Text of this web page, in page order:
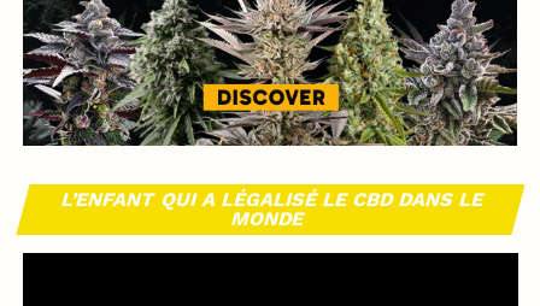
L’ENFANT QUI A LÉGALISÉ LE CBD DANS LE
MONDE